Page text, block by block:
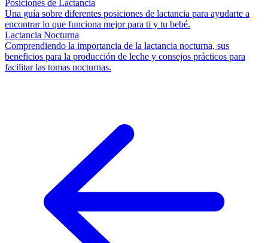
Posiciones de Lactancia
Una guía sobre diferentes posiciones de lactancia para ayudarte a
encontrar lo que funciona mejor para ti y tu bebé.
Lactancia Nocturna
Comprendiendo la importancia de la lactancia nocturna, sus
beneficios para la producción de leche y consejos prácticos para
facilitar las tomas nocturnas.